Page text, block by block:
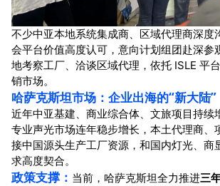
不少中亚本地系统集成商、区域代理商深度
会平台价值高度认可，意向计划组团赴深参
地考察工厂、洽谈区域代理，依托 ISLE 平
销市场。
哈萨克斯坦市场：企业出海的“新大陆”
近年中亚基建、商业综合体、文旅项目持续
专业声光市场连年稳步增长，本土代理商、
接中国源头生产工厂资源，和国内灯光、商
求高度契合。
政策支撑： 当前，哈萨克斯坦全力推进三